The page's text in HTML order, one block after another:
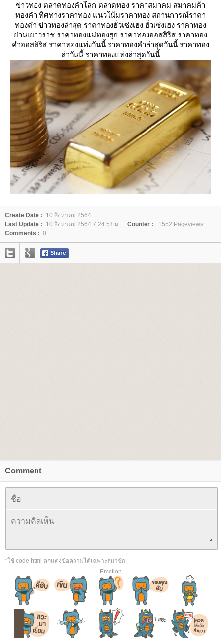
ข่าวทอง ตลาดทองคำโลก ตลาดทอง ราคาสมาคม สมาคมค้า
ทองคำ ทิศทางราคาทอง แนวโน้มราคาทอง สถานการณ์ราคา
ทองคำ ข่าวทองล่าสุด ราคาทองฮั่วเซ่งเฮง ฮั่วเซ่งเฮง ราคาทอง
่านเยาวราช ราคาทองแม่ทองสุก ราคาทองออสสิริส ราคาทอง
คำออสสิริส ราคาทองแท่งวันนี้ ราคาทองคำล่าสุดวันนี้ ราคาทอง
ล่าวันนี้ ราคาทองแท่งล่าสุดวันนี้
Create Date :
10 สิงหาคม 2564
Last Update :
10 สิงหาคม 2564 7:24:53 น. Counter :
1552 Pageviews.
Comments : 0
Comment
*ใช้ code html ตกแต่งข้อความได้เฉพาะสมาชิก
Emotion